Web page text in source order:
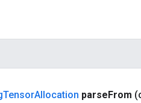
TensorAllocation parseFrom